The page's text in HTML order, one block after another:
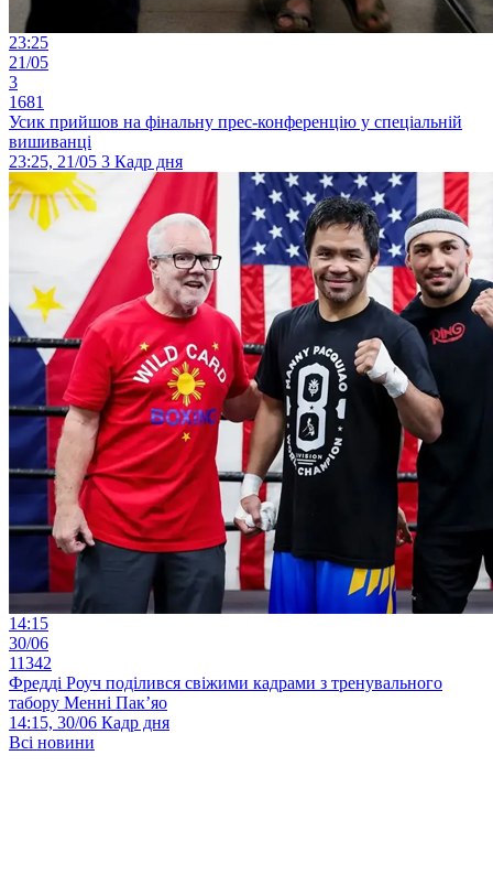
23:25
21/05
3
1681
Усик прийшов на фінальну прес-конференцію у спеціальній
вишиванці
23:25, 21/05 3 Кадр дня
14:15
30/06
11342
Фредді Роуч поділився свіжими кадрами з тренувального
табору Менні Пак’яо
14:15, 30/06 Кадр дня
Всі новини